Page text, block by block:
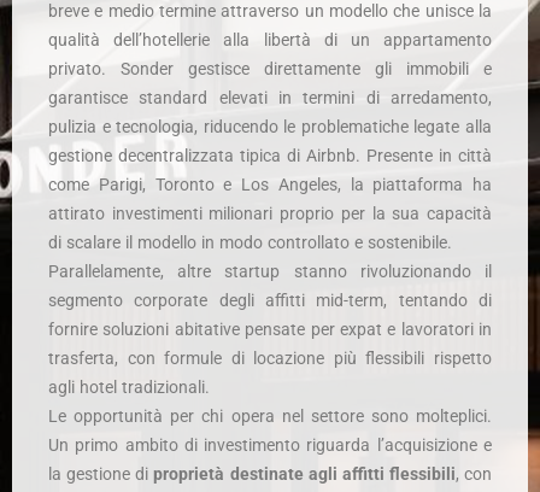
breve e medio termine attraverso un modello che unisce la
qualità dell’hotellerie alla libertà di un appartamento
privato. Sonder gestisce direttamente gli immobili e
garantisce standard elevati in termini di arredamento,
pulizia e tecnologia, riducendo le problematiche legate alla
gestione decentralizzata tipica di Airbnb. Presente in città
come Parigi, Toronto e Los Angeles, la piattaforma ha
attirato investimenti milionari proprio per la sua capacità
di scalare il modello in modo controllato e sostenibile.
Parallelamente, altre startup stanno rivoluzionando il
segmento corporate degli affitti mid-term, tentando di
fornire soluzioni abitative pensate per expat e lavoratori in
trasferta, con formule di locazione più flessibili rispetto
agli hotel tradizionali.
Le opportunità per chi opera nel settore sono molteplici.
Un primo ambito di investimento riguarda l’acquisizione e
la gestione diproprietà destinate agli affitti flessibili, con